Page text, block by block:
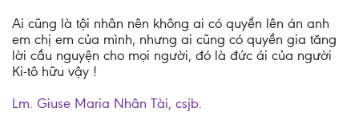
Ai cũng là tội nhân nên không ai có quyền lên án anh
em chị em của mình, nhưng ai cũng có quyền gia tăng
lời cầu nguyện cho mọi người, đó là đức ái của người
Ki-tô hữu vậy !
Lm. Giuse Maria Nhân Tài, csjb.